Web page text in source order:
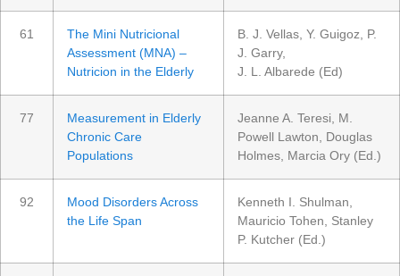
61
The Mini Nutricional
Assessment (MNA) –
Nutricion in the Elderly
B. J. Vellas, Y. Guigoz, P.
J. Garry,
J. L. Albarede (Ed)
77
Measurement in Elderly
Chronic Care
Populations
Jeanne A. Teresi, M.
Powell Lawton, Douglas
Holmes, Marcia Ory (Ed.)
92
Mood Disorders Across
the Life Span
Kenneth I. Shulman,
Mauricio Tohen, Stanley
P. Kutcher (Ed.)